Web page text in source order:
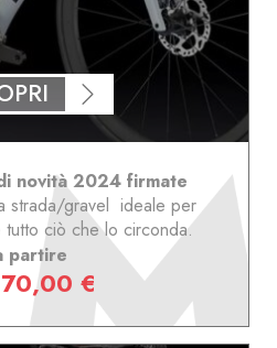
novità 2024 firmate
strada/gravel ideale per
ciò che lo circonda.
partire
€